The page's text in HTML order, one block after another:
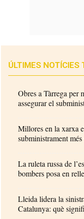
ÚLTIMES NOTÍCIES
Obres a Tàrrega per
assegurar el
Millores en la xarxa
subministrament més
La ruleta russa de
bombers posa en
Lleida lidera la
Catalunya: què